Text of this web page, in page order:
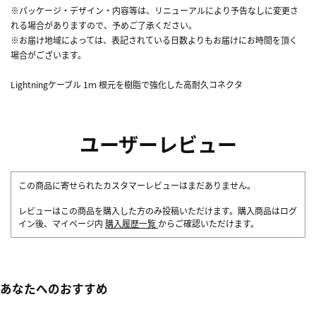
※パッケージ・デザイン・内容等は、リニューアルにより予告なしに変更さ
れる場合がありますので、予めご了承ください。
※お届け地域によっては、表記されている日数よりもお届けにお時間を頂く
場合がございます。
Lightningケーブル 1ｍ 根元を樹脂で強化した高耐久コネクタ
ユーザーレビュー
この商品に寄せられたカスタマーレビューはまだありません。
レビューはこの商品を購入した方のみ投稿いただけます。購入商品はログ
イン後、マイページ内 購入履歴一覧 からご確認いただけます。
あなたへのおすすめ